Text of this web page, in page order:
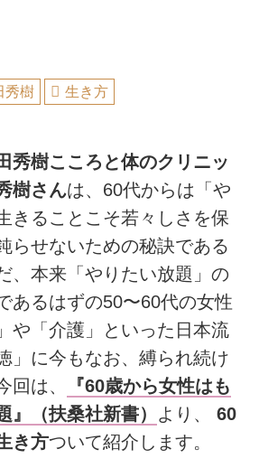
秀樹 生き方
秀樹こころと体のクリニッ
樹さんは、60代からは「や
きることこそ若々しさを保
らせないための秘訣である
、本来「やりたい放題」の
あるはずの50〜60代の女性
や「介護」といった日本流
」に今もなお、縛られ続け
回は、
『60歳から女性はも
』（扶桑社新書）
より、 60
き方ついて紹介します。